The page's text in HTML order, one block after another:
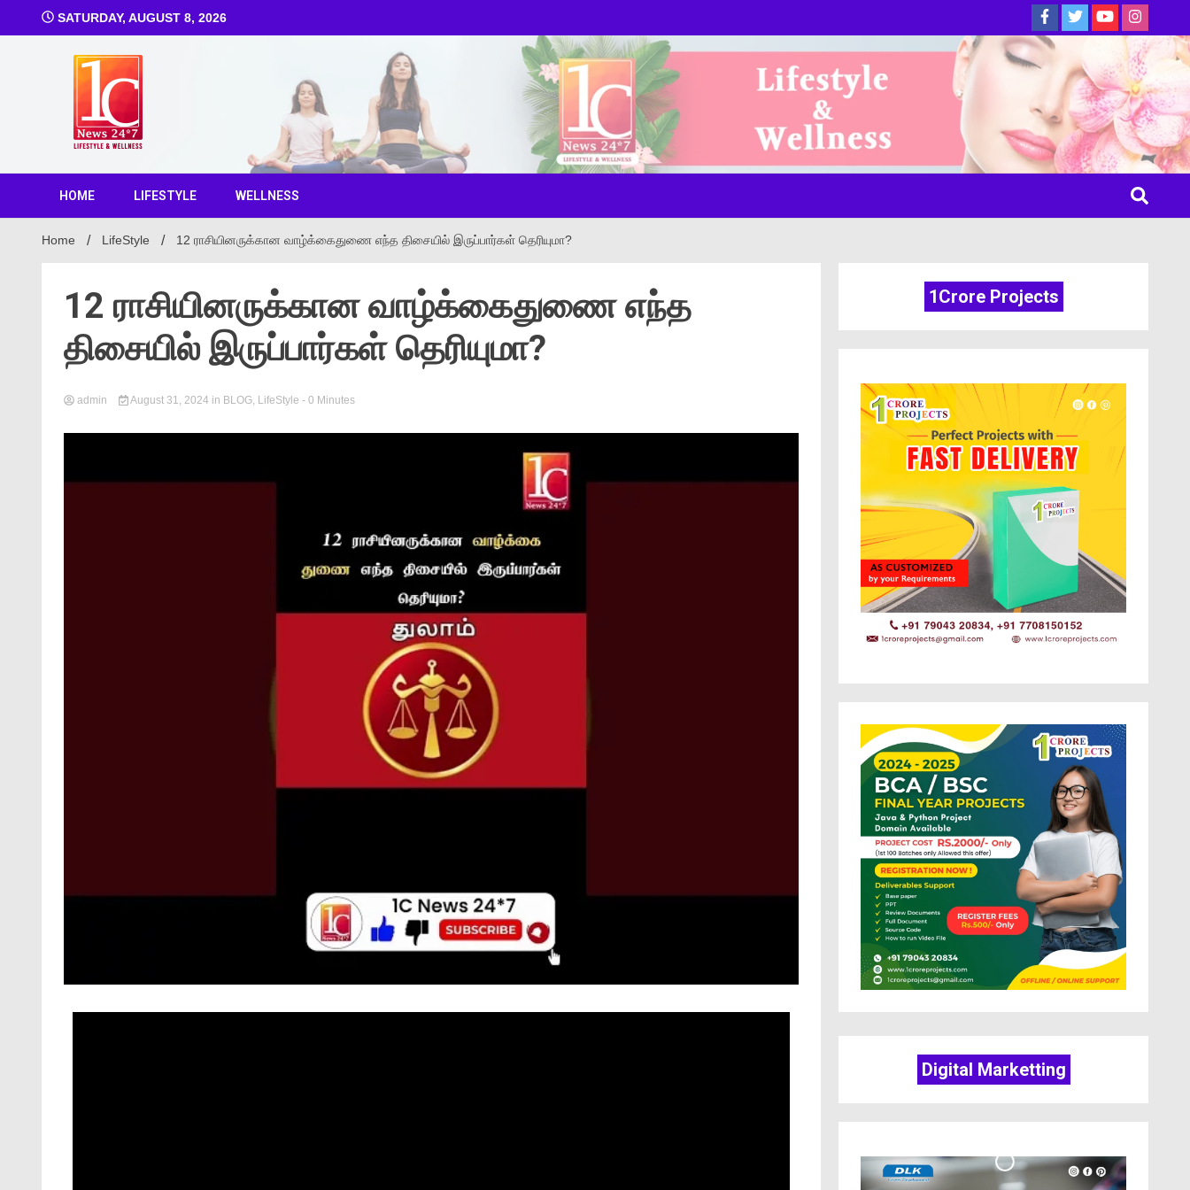
SATURDAY, AUGUST 8, 2026
1C News Online
HOME LIFESTYLE WELLNESS
Home LifeStyle 12 ராசியினருக்கான வாழ்க்கைதுணை எந்த திசையில் இருப்பார்கள் தெரியுமா?
12 ராசியினருக்கான வாழ்க்கைதுணை எந்த
திசையில் இருப்பார்கள் தெரியுமா?
admin August 31, 2024 in BLOG, LifeStyle - 0 Minutes
1Crore Projects
Digital Marketting